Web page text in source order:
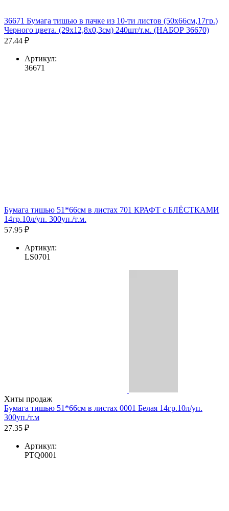
36671 Бумага тишью в пачке из 10-ти листов (50х66см,17гр.)
Черного цвета. (29x12,8x0,3см) 240шт/т.м. (НАБОР 36670)
27.44 ₽
Артикул:
36671
Бумага тишью 51*66см в листах 701 КРАФТ с БЛЁСТКАМИ
14гр.10л/уп. 300уп./т.м.
57.95 ₽
Артикул:
LS0701
Хиты продаж
Бумага тишью 51*66см в листах 0001 Белая 14гр.10л/уп.
300уп./т.м
27.35 ₽
Артикул:
PTQ0001